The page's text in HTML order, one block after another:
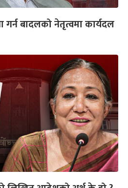
गर्न बादलको नेतृत्वमा कार्यदल